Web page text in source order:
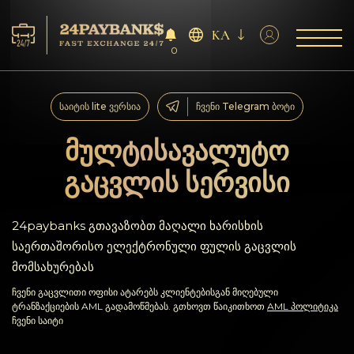
მომსახურება
რეზერვები
პარტნიორებს
გამოხმაურებები
წესები
AML/CFT
0
KA
მულტისავალუტო
გაცვლის სერვისი
საიტის lite ვერსია ჩვენი Telegram ბოტი
24paybanks გთავაზობთ მაღალი ხარისხის
საერთაშორისო ელექტრონული ფულის გაცვლის
მომსახურებას
ჩვენი გაცვლითი ოფისი ატარებს კლიენტებისგან მიღებული
ტრანზაქციების AML გადამოწმებას. გთხოვთ წაიკითხოთ AML პოლიტიკა
ჩვენი საიტი